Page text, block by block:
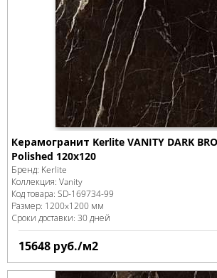
Керамогранит Kerlite VANITY DARK
Polished 120x120
Бренд: Kerlite
Коллекция: Vanity
Код товара: SD-169734-99
Размер: 1200x1200 мм
Сроки доставки: 30 дней
15648 руб./м2